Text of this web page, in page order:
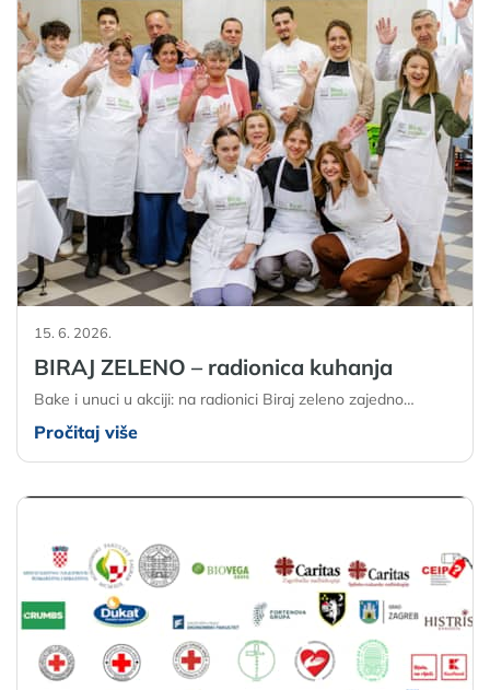
15. 6. 2026.
BIRAJ ZELENO – radionica kuhanja
Bake i unuci u akciji: na radionici Biraj zeleno zajedno…
Pročitaj više